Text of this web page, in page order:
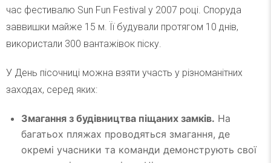
час фестивалю Sun Fun Festival у 2007 році. Споруда
заввишки майже 15 м. Її будували протягом 10 днів,
використали 300 вантажівок піску.
У День пісочниці можна взяти участь у різноманітних
заходах, серед яких:
Змагання з будівництва піщаних замків. На
багатьох пляжах проводяться змагання, де
окремі учасники та команди демонструють свої